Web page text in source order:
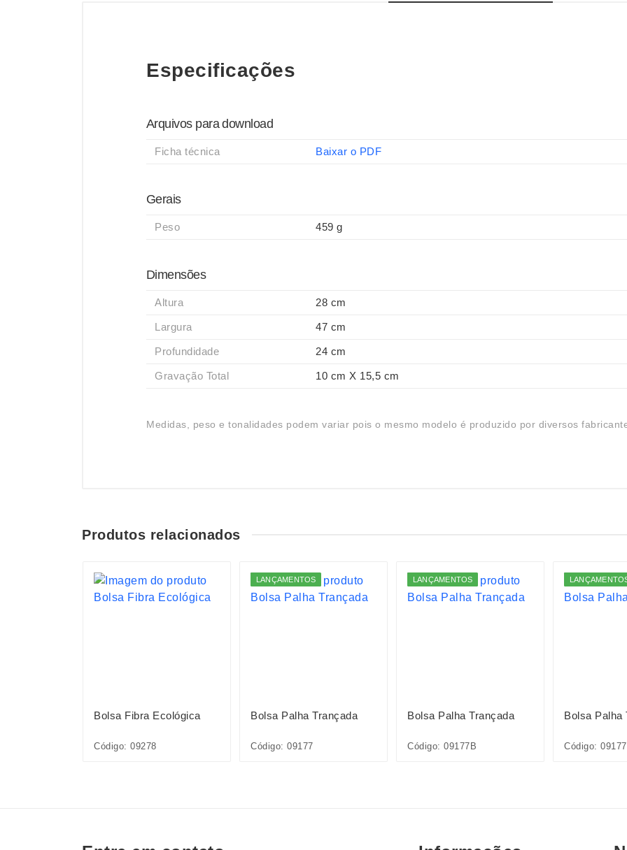
Especificações
Arquivos para download
Ficha técnica Baixar o PDF
Gerais
Peso 459 g
Dimensões
Altura 28 cm
Largura 47 cm
Profundidade 24 cm
Gravação Total 10 cm X 15,5 cm
Medidas, peso e tonalidades podem variar pois o mesmo modelo é produzido por diversos
Produtos relacionados
Bolsa Fibra Ecológica
Código: 09278
LANÇAMENTOS
Bolsa Palha Trançada
Código: 09177
LANÇAMENTOS
Bolsa Palha Trançada
Código: 09177B
Bolsa Palha
Código: